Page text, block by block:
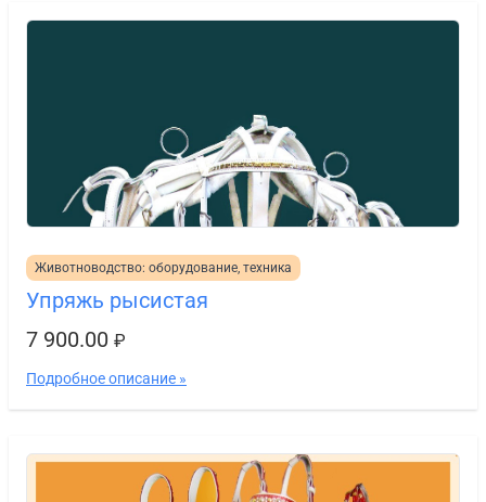
Животноводство: оборудование, техника
Упряжь рысистая
7 900.00 ₽
Подробное описание »